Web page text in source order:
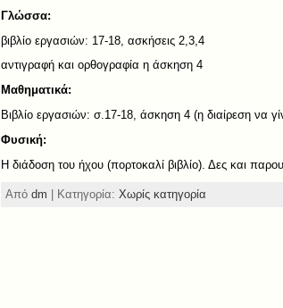
Γλώσσα:
βιβλίο εργασιών: 17-18, ασκήσεις 2,3,4
αντιγραφή και ορθογραφία η άσκηση 4
Μαθηματικά:
Βιβλίο εργασιών: σ.17-18, άσκηση 4 (η διαίρεση να
Φυσική:
Η διάδοση του ήχου (πορτοκαλί βιβλίο). Δες και
Από dm | Κατηγορία: Χωρίς κατηγορία